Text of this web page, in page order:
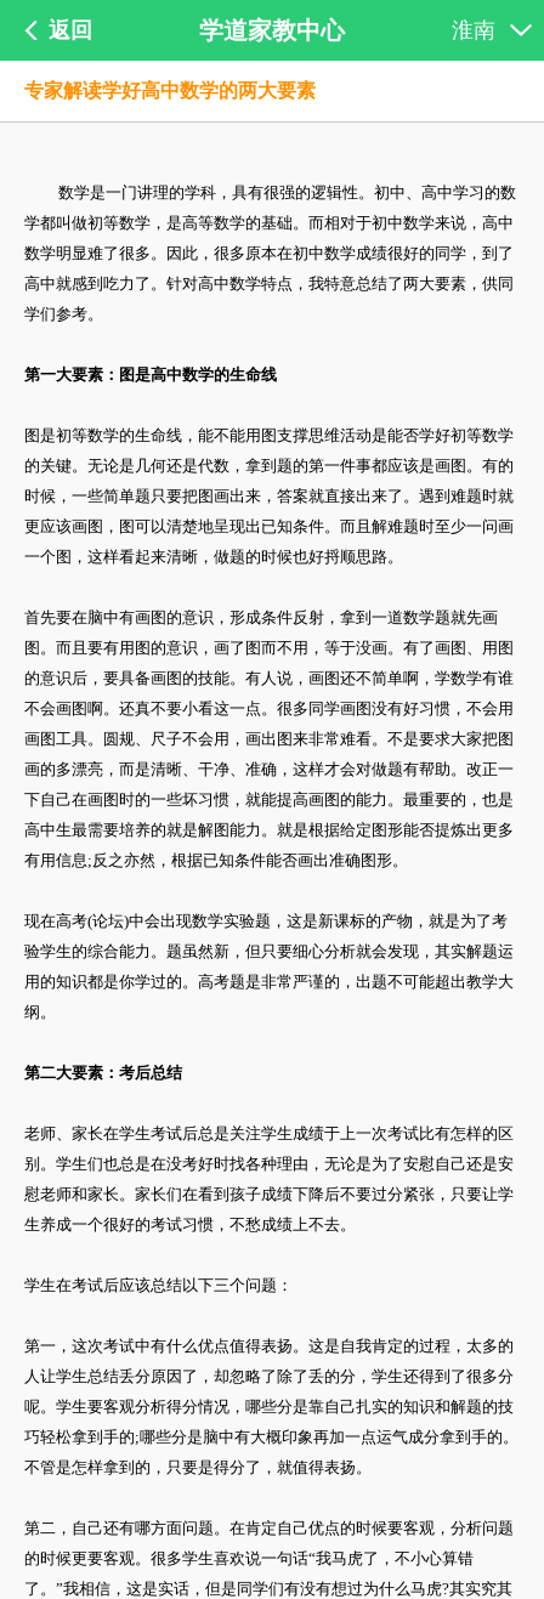
返回 学道家教中心 淮南
专家解读学好高中数学的两大要素
数学是一门讲理的学科，具有很强的逻辑性。初中、高中学习的数
学都叫做初等数学，是高等数学的基础。而相对于初中数学来说，高中
数学明显难了很多。因此，很多原本在初中数学成绩很好的同学，到了
高中就感到吃力了。针对高中数学特点，我特意总结了两大要素，供同
学们参考。
第一大要素：图是高中数学的生命线
图是初等数学的生命线，能不能用图支撑思维活动是能否学好初等数学
的关键。无论是几何还是代数，拿到题的第一件事都应该是画图。有的
时候，一些简单题只要把图画出来，答案就直接出来了。遇到难题时就
更应该画图，图可以清楚地呈现出已知条件。而且解难题时至少一问画
一个图，这样看起来清晰，做题的时候也好捋顺思路。
首先要在脑中有画图的意识，形成条件反射，拿到一道数学题就先画
图。而且要有用图的意识，画了图而不用，等于没画。有了画图、用图
的意识后，要具备画图的技能。有人说，画图还不简单啊，学数学有谁
不会画图啊。还真不要小看这一点。很多同学画图没有好习惯，不会用
画图工具。圆规、尺子不会用，画出图来非常难看。不是要求大家把图
画的多漂亮，而是清晰、干净、准确，这样才会对做题有帮助。改正一
下自己在画图时的一些坏习惯，就能提高画图的能力。最重要的，也是
高中生最需要培养的就是解图能力。就是根据给定图形能否提炼出更多
有用信息;反之亦然，根据已知条件能否画出准确图形。
现在高考(论坛)中会出现数学实验题，这是新课标的产物，就是为了考
验学生的综合能力。题虽然新，但只要细心分析就会发现，其实解题运
用的知识都是你学过的。高考题是非常严谨的，出题不可能超出教学大
纲。
第二大要素：考后总结
老师、家长在学生考试后总是关注学生成绩于上一次考试比有怎样的区
别。学生们也总是在没考好时找各种理由，无论是为了安慰自己还是安
慰老师和家长。家长们在看到孩子成绩下降后不要过分紧张，只要让学
生养成一个很好的考试习惯，不愁成绩上不去。
学生在考试后应该总结以下三个问题：
第一，这次考试中有什么优点值得表扬。这是自我肯定的过程，太多的
人让学生总结丢分原因了，却忽略了除了丢的分，学生还得到了很多分
呢。学生要客观分析得分情况，哪些分是靠自己扎实的知识和解题的技
巧轻松拿到手的;哪些分是脑中有大概印象再加一点运气成分拿到手的。
不管是怎样拿到的，只要是得分了，就值得表扬。
第二，自己还有哪方面问题。在肯定自己优点的时候要客观，分析问题
的时候更要客观。很多学生喜欢说一句话“我马虎了，不小心算错
了。”我相信，这是实话，但是同学们有没有想过为什么马虎?其实究其